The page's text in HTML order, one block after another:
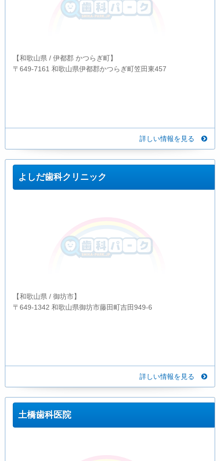
【和歌山県 / 伊都郡 かつらぎ町】
〒649-7161 和歌山県伊都郡かつらぎ町笠田東457
詳しい情報を見る
よしだ歯科クリニック
【和歌山県 / 御坊市】
〒649-1342 和歌山県御坊市藤田町吉田949-6
詳しい情報を見る
土橋歯科医院